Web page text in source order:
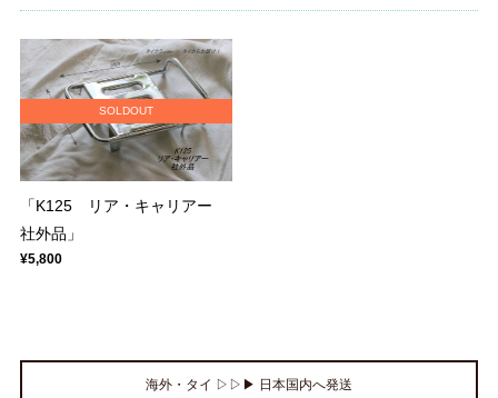
SOLDOUT
「K125 リア・キャリアー
社外品」
¥5,800
海外・タイ ▷▷▶ 日本国内へ発送